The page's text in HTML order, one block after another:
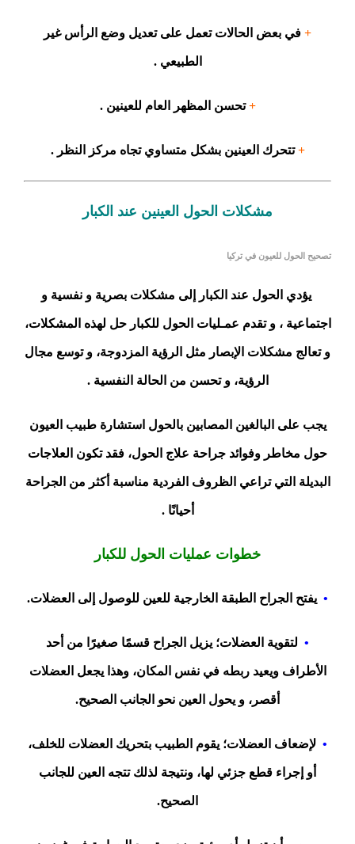
+ في بعض الحالات تعمل على تعديل وضع الرأس غير
الطبيعي .
+تحسن المظهر العام للعينين .
+تتحرك العينين بشكل متساوي تجاه مركز النظر .
مشكلات الحول العينين عند الكبار
تصحيح الحول للعيون في تركيا
يؤدي الحول عند الكبار إلى مشكلات بصرية و نفسية و
اجتماعية ، و تقدم عمـليات الحول للكبار حل لهذه المشكلات،
و تعالج مشكلات الإبصار مثل الرؤية المزدوجة، و توسع مجال
الرؤية، و تحسن من الحالة النفسية .
يجب على البالغين المصابين بالحول استشارة طبيب العيون
حول مخاطر وفوائد جراحة علاج الحول، فقد تكون العلاجات
البديلة التي تراعي الظروف الفردية مناسبة أكثر من الجراحة
أحيانًا .
خطوات عمليات الحول للكبار
• يفتح الجراح الطبقة الخارجية للعين للوصول إلى العضلات.
• لتقوية العضلات؛ يزيل الجراح قسمًا صغيرًا من أحد
الأطراف ويعيد ربطه في نفس المكان، وهذا يجعل العضلات
أقصر، و يحول العين نحو الجانب الصحيح.
• لإضعاف العضلات؛ يقوم الطبيب بتحريك العضلات للخلف،
أو إجراء قطع جزئي لها، ونتيجة لذلك تتجه العين للجانب
الصحيح.